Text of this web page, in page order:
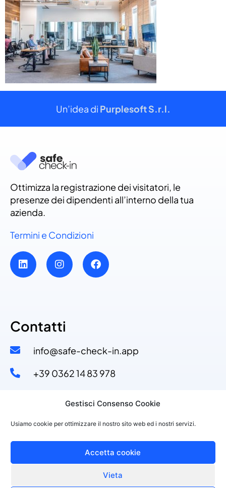
Gestisci Consenso Cookie
Usiamo cookie per ottimizzare il nostro sito web ed i nostri servizi.
Accetta cookie
Vieta
Un’idea di Purplesoft S.r.l.
Ottimizza la registrazione dei visitatori, le
presenze dei dipendenti all’interno della tua
azienda.
Termini e Condizioni
Contatti
info@safe-check-in.app
+39 0362 14 83 978​
Via Dante Alighieri, 4
20822 Seveso (MB)
©2021 PURPLESOFT S.R.L., P.IVA 10143150968